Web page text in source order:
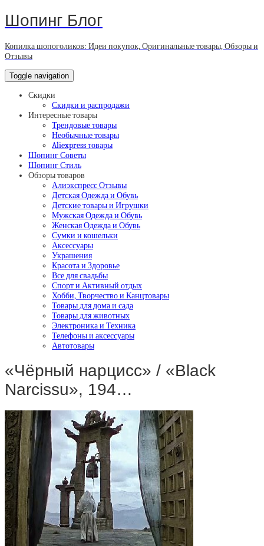
Шопинг Блог
Копилка шопоголиков: Идеи покупок, Оригинальные товары, Обзоры и
Отзывы
Toggle navigation
Скидки
Скидки и распродажи
Интересные товары
Трендовые товары
Необычные товары
Aliexpress товары
Шопинг Советы
Шопинг Стиль
Обзоры товаров
Алиэкспресс Отзывы
Детская Одежда и Обувь
Детские товары и Игрушки
Мужская Одежда и Обувь
Женская Одежда и Обувь
Сумки и кошельки
Аксессуары
Украшения
Красота и Здоровье
Все для свадьбы
Спорт и Активный отдых
Хобби, Творчество и Канцтовары
Товары для дома и сада
Товары для животных
Электроника и Техника
Телефоны и аксессуары
Автотовары
«Чёрный нарцисс» / «Black
Narcissu», 194…